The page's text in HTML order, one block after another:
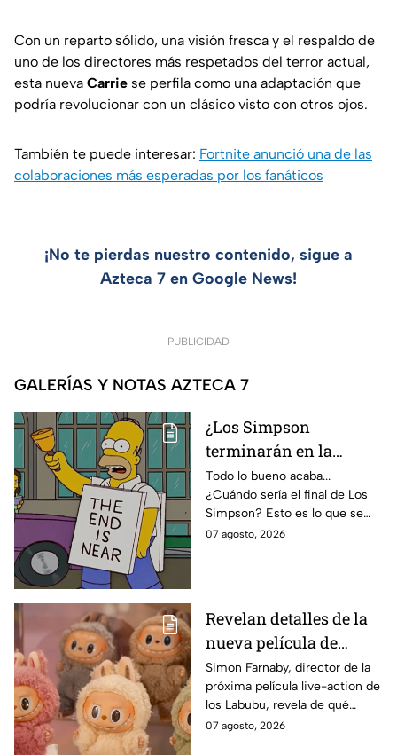
Con un reparto sólido, una visión fresca y el respaldo de
uno de los directores más respetados del terror actual,
esta nueva Carrie se perfila como una adaptación que
podría revolucionar con un clásico visto con otros ojos.
También te puede interesar: Fortnite anunció una de las
colaboraciones más esperadas por los fanáticos
¡No te pierdas nuestro contenido, sigue a
Azteca 7 en Google News!
PUBLICIDAD
GALERÍAS Y NOTAS AZTECA 7
¿Los Simpson
terminarán en la
temporada 40? Actriz
de Bart Simpson da
IMPACTANTE
declaración
Todo lo bueno acaba...
¿Cuándo sería el final de Los
Simpson? Esto es lo que se
sabe:
07 agosto, 2026
Revelan detalles de la
nueva película de
Labubu: de qué tratará
y cuándo se estrena
Simon Farnaby, director de la
próxima película live-action de
los Labubu, revela de qué
tratará la cinta. Aquí te
07 agosto, 2026